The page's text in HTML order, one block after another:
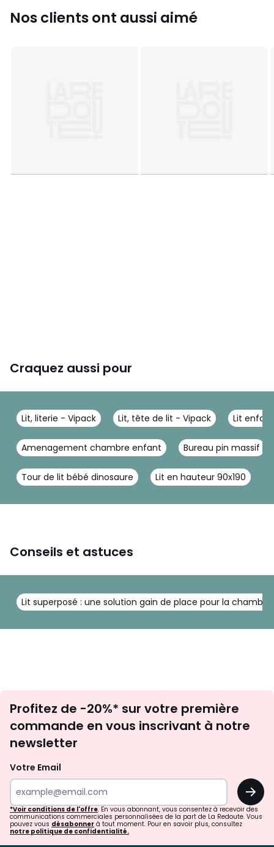
Tailles 140X70 cm
Nos clients ont aussi aimé
Craquez aussi pour
Lit, literie - Vipack Lit, tête de lit - Vipack Lit
Amenagement chambre enfant Bureau pin massif
Tour de lit bébé dinosaure Lit en hauteur 90x190
Conseils et astuces
Lit superposé : une solution gain de place pour la chambre
newsletter
Profitez de -20%* sur votre première
commande en vous inscrivant à notre
newsletter
Votre Email
OK
*Voir conditions de l'offre. En vous abonnant, vous consentez à recevoir des
communications commerciales personnalisées de la part de La Redoute. Vous
pouvez vous désabonner à tout moment. Pour en savoir plus, consultez
notre politique de confidentialité.